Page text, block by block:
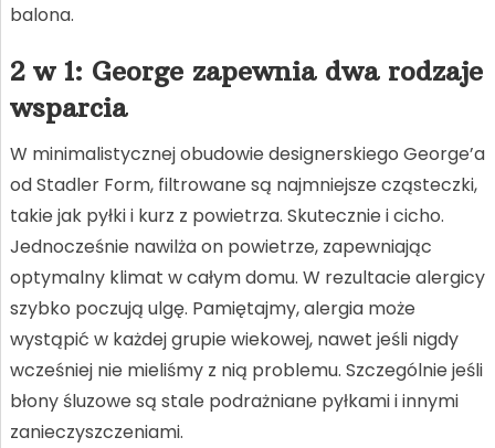
balona.
2 w 1: George zapewnia dwa rodzaje
wsparcia
W minimalistycznej obudowie designerskiego George’a
od Stadler Form, filtrowane są najmniejsze cząsteczki,
takie jak pyłki i kurz z powietrza. Skutecznie i cicho.
Jednocześnie nawilża on powietrze, zapewniając
optymalny klimat w całym domu. W rezultacie alergicy
szybko poczują ulgę. Pamiętajmy, alergia może
wystąpić w każdej grupie wiekowej, nawet jeśli nigdy
wcześniej nie mieliśmy z nią problemu. Szczególnie jeśli
błony śluzowe są stale podrażniane pyłkami i innymi
zanieczyszczeniami.